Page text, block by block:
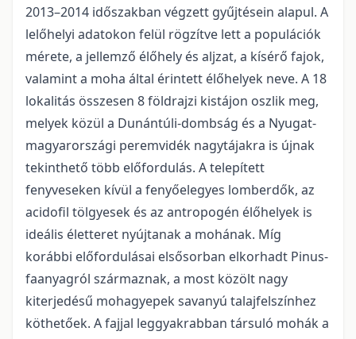
2013–2014 időszakban végzett gyűjtésein alapul. A
lelőhelyi adatokon felül rögzítve lett a populációk
mérete, a jellemző élőhely és aljzat, a kísérő fajok,
valamint a moha által érintett élőhelyek neve. A 18
lokalitás összesen 8 földrajzi kistájon oszlik meg,
melyek közül a Dunántúli-dombság és a Nyugat-
magyarországi peremvidék nagytájakra is újnak
tekinthető több előfordulás. A telepített
fenyveseken kívül a fenyőelegyes lomberdők, az
acidofil tölgyesek és az antropogén élőhelyek is
ideális életteret nyújtanak a mohának. Míg
korábbi előfordulásai elsősorban elkorhadt Pinus-
faanyagról származnak, a most közölt nagy
kiterjedésű mohagyepek savanyú talajfelszínhez
köthetőek. A fajjal leggyakrabban társuló mohák a